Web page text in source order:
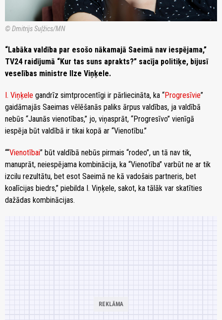
© Dmitrijs Suļžics/MN
“Labāka valdība par esošo nākamajā Saeimā nav iespējama,”
TV24 raidījumā “Kur tas suns aprakts?” sacīja politiķe, bijusī
veselības ministre Ilze Viņķele.
I. Viņķele gandrīz simtprocentīgi ir pārliecināta, ka “Progresīvie”
gaidāmajās Saeimas vēlēšanās paliks ārpus valdības, ja valdībā
nebūs “Jaunās vienotības,” jo, viņasprāt, “Progresīvo” vienīgā
iespēja būt valdībā ir tikai kopā ar “Vienotību.”
““Vienotībai” būt valdībā nebūs pirmais “rodeo”, un tā nav tik,
manuprāt, neiespējama kombinācija, ka “Vienotība” varbūt ne ar tik
izcilu rezultātu, bet esot Saeimā ne kā vadošais partneris, bet
koalīcijas biedrs,” piebilda I. Viņķele, sakot, ka tālāk var skatīties
dažādas kombinācijas.